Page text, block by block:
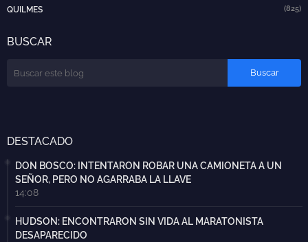
QUILMES (825)
BUSCAR
DESTACADO
DON BOSCO: INTENTARON ROBAR UNA CAMIONETA A UN
SEÑOR, PERO NO AGARRABA LA LLAVE
14:08
HUDSON: ENCONTRARON SIN VIDA AL MARATONISTA
DESAPARECIDO